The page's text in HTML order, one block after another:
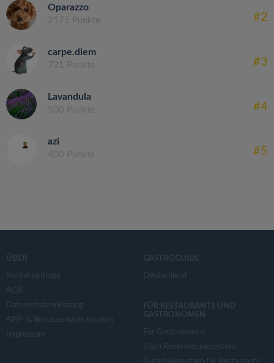
Oparazzo
2175 Punkte #2
carpe.diem
731 Punkte #3
Lavandula
500 Punkte #4
azi
400 Punkte #5
ÜBER
Kontaktanfrage
AGB
Datenschutzerklärung
APP- & Benutzerdaten löschen
Impressum
GASTROGUIDE
Deutschland
FÜR RESTAURANTS UND
GASTRONOMEN
Für Gastronomen
Tisch Reservierungsystem